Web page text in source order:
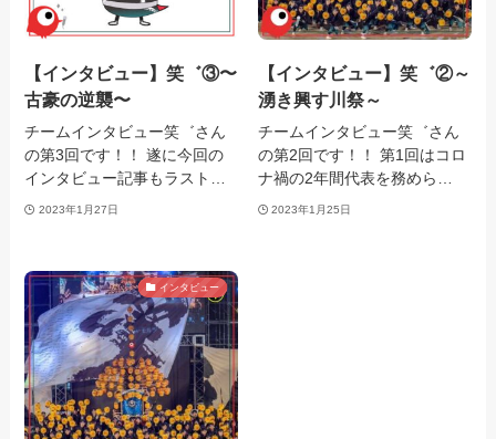
【インタビュー】笑゛③〜
古豪の逆襲〜
チームインタビュー笑゛さん
の第3回です！！ 遂に今回の
インタビュー記事もラスト…
2023年1月27日
【インタビュー】笑゛②～
湧き興す川祭～
チームインタビュー笑゛さん
の第2回です！！ 第1回はコロ
ナ禍の2年間代表を務めら…
2023年1月25日
インタビュー